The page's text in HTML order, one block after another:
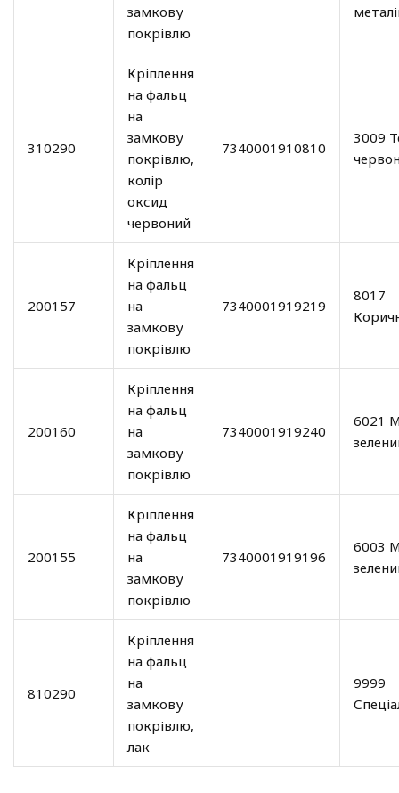
замкову
покрівлю
310290
Кріплення
на фальц
на
замкову
покрівлю,
колір
оксид
червоний
7340001910810
3009
200157
Кріплення
на фальц
на
замкову
покрівлю
7340001919219
8017
200160
Кріплення
на фальц
на
замкову
покрівлю
7340001919240
6021
200155
Кріплення
на фальц
на
замкову
покрівлю
7340001919196
6003
810290
Кріплення
на фальц
на
замкову
покрівлю,
лак
9999